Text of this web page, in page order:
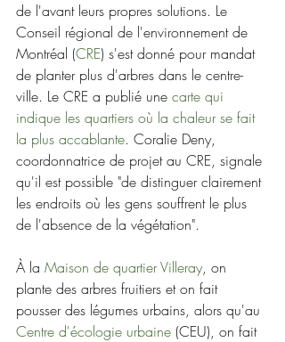
de l'avant leurs propres solutions. Le
Conseil régional de l'environnement de
Montréal (CRE) s'est donné pour mandat
de planter plus d'arbres dans le centre-
ville. Le CRE a publié une carte qui
indique les quartiers où la chaleur se fait
la plus accablante. Coralie Deny,
coordonnatrice de projet au CRE, signale
qu'il est possible "de distinguer clairement
les endroits où les gens souffrent le plus
de l'absence de la végétation".
À la Maison de quartier Villeray, on
plante des arbres fruitiers et on fait
pousser des légumes urbains, alors qu'au
Centre d'écologie urbaine (CEU), on fait